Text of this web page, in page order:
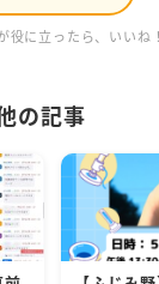
役に立ったら、いいね！
の記事